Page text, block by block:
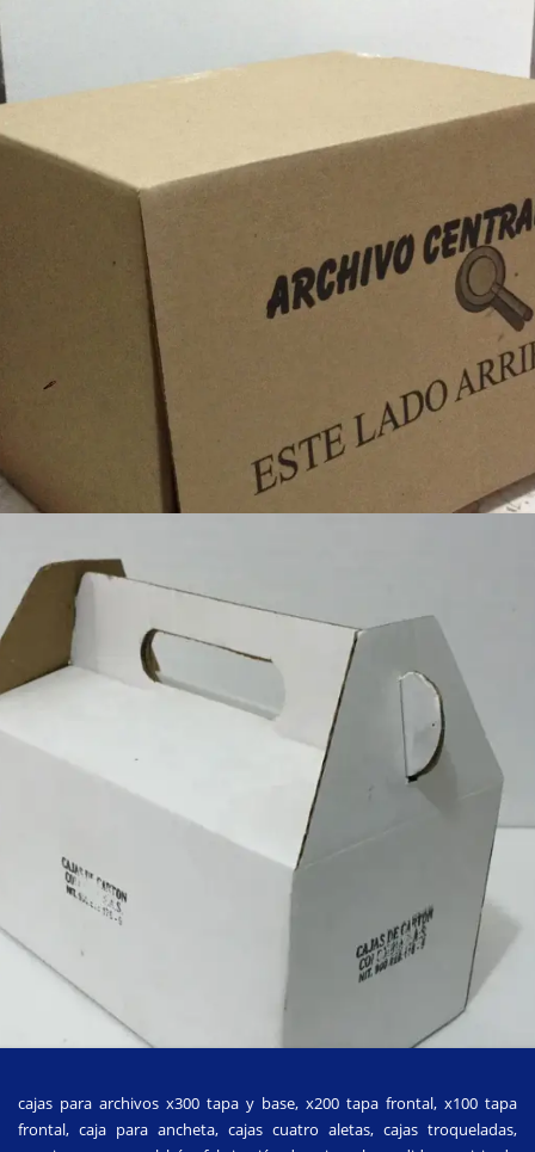
cajas para archivos x300 tapa y base, x200 tapa frontal, x100 tapa
frontal, caja para ancheta, cajas cuatro aletas, cajas troqueladas,